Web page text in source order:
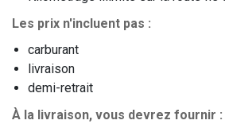
Les prix n'incluent pas :
carburant
livraison
demi-retrait
À la livraison, vous devrez fournir :